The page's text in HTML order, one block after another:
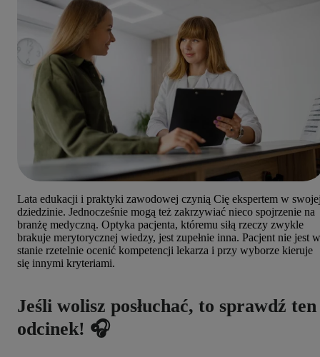
Lata edukacji i praktyki zawodowej czynią Cię ekspertem w
dziedzinie. Jednocześnie mogą też zakrzywiać nieco spojrzenie na
branżę medyczną. Optyka pacjenta, któremu siłą rzeczy zwykle
brakuje merytorycznej wiedzy, jest zupełnie inna. Pacjent nie jest w
stanie rzetelnie ocenić kompetencji lekarza i przy wyborze kieruje
się innymi kryteriami.
Jeśli wolisz posłuchać, to sprawdź ten
odcinek! 🎧